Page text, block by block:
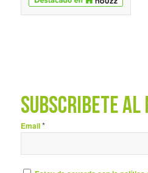
SUBSCRÍBETE
Email*